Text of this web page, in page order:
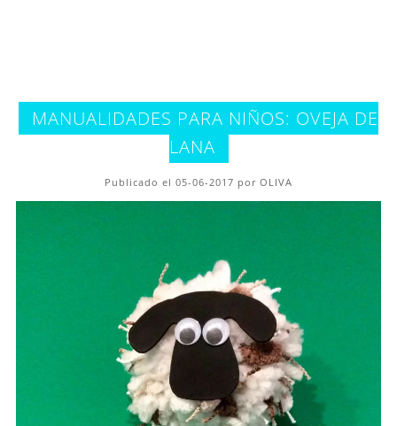
MANUALIDADES PARA NIÑOS: OVEJA DE
LANA
Publicado el 05-06-2017 por OLIVA